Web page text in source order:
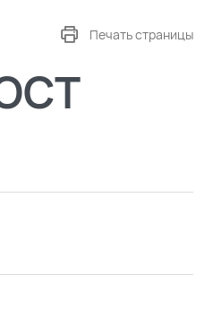
Печать страницы